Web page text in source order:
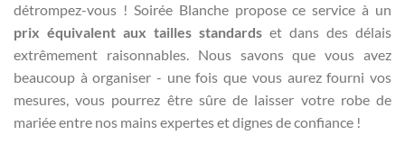
détrompez-vous ! Soirée Blanche propose ce service à un
prix équivalent aux tailles standards et dans des délais
extrêmement raisonnables. Nous savons que vous avez
beaucoup à organiser - une fois que vous aurez fourni vos
mesures, vous pourrez être sûre de laisser votre robe de
mariée entre nos mains expertes et dignes de confiance !